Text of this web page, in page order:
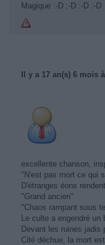
Magique :-D :-D :-D :-D
Il y a 17 an(s) 6 mois
excellente chanson,
"N'est pas mort ce qui
D'étranges éons
"Grand ancien"
"Chaos rampant sous
Le culte a engendré un
Devant les ruines jadis
Cité déchue, la mort